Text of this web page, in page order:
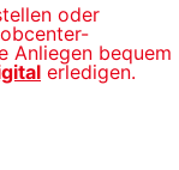
oder
Anliegen bequem
erledigen.